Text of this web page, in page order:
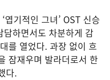
엽기적인 그녀’ OST 신승
담하면서도 차분하게 감
를 열었다. 과장 없이 흐
잠재우며 발라더로서 한
다.